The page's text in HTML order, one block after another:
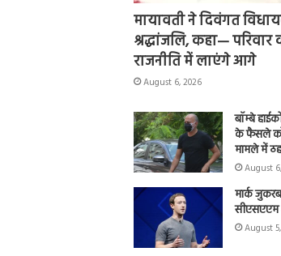
मायावती ने दिवंगत
श्रद्धांजलि, कहा—
राजनीति में लाएंगे आगे
August 6, 2026
बॉम्बे
के फैसले को
मामले में
August
मार्क
August